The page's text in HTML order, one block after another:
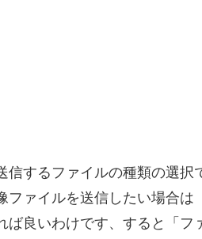
信するファイルの種類の選
ファイルを送信したい場合
ば良いわけです、すると「